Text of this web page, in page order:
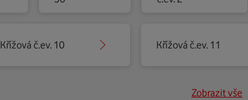
Křížová č.ev. 10 Křížová č.ev. 11
Zobrazit vše